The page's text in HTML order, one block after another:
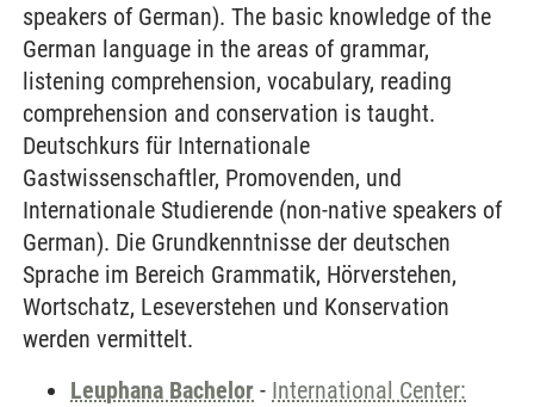
speakers of German). The basic knowledge of the
German language in the areas of grammar,
listening comprehension, vocabulary, reading
comprehension and conservation is taught.
Deutschkurs für Internationale
Gastwissenschaftler, Promovenden, und
Internationale Studierende (non-native speakers of
German). Die Grundkenntnisse der deutschen
Sprache im Bereich Grammatik, Hörverstehen,
Wortschatz, Leseverstehen und Konservation
werden vermittelt.
Leuphana Bachelor - International Center: